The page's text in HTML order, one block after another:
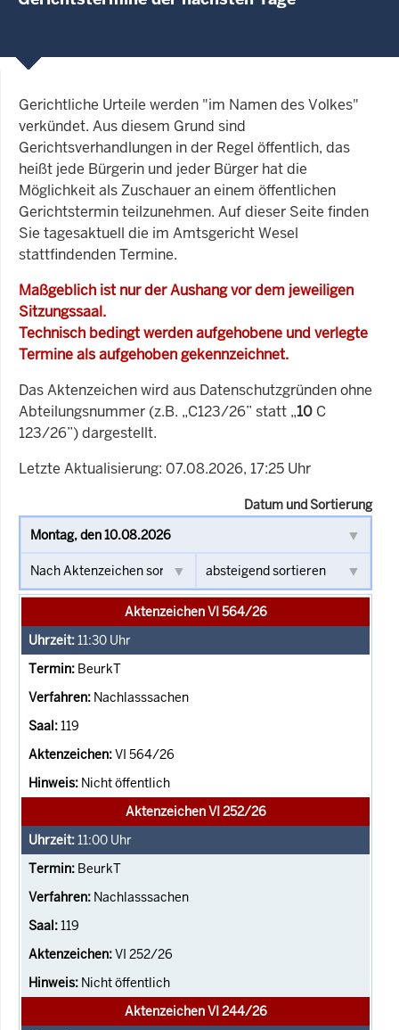
Gerichtliche Urteile werden "im Namen des Volkes"
verkündet. Aus diesem Grund sind
Gerichtsverhandlungen in der Regel öffentlich, das
heißt jede Bürgerin und jeder Bürger hat die
Möglichkeit als Zuschauer an einem öffentlichen
Gerichtstermin teilzunehmen. Auf dieser Seite finden
Sie tagesaktuell die im Amtsgericht Wesel
stattfindenden Termine.
Maßgeblich ist nur der Aushang vor dem jeweiligen
Sitzungssaal.
Technisch bedingt werden aufgehobene und verlegte
Termine als aufgehoben gekennzeichnet.
Das Aktenzeichen wird aus Datenschutzgründen ohne
Abteilungsnummer (z.B. „C123/26” statt „10 C
123/26”) dargestellt.
Letzte Aktualisierung: 07.08.2026, 17:25 Uhr
Datum und Sortierung
Aktenzeichen VI 564/26
11:30 Uhr
BeurkT
Nachlasssachen
119
VI 564/26
Nicht öffentlich
Aktenzeichen VI 252/26
11:00 Uhr
BeurkT
Nachlasssachen
119
VI 252/26
Nicht öffentlich
Aktenzeichen VI 244/26